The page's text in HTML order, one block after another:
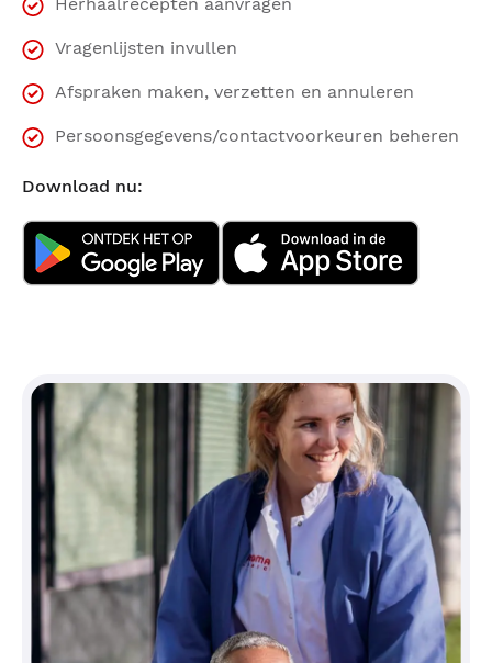
Vragenlijsten invullen
Afspraken maken, verzetten en annuleren
Persoonsgegevens/contactvoorkeuren beheren
Download nu: